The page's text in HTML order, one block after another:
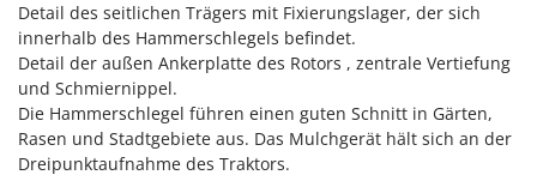
MTD
N
New O.M.R.A.
Nilfisk
Ninja
Detail des seitlichen Trägers mit Fixierungslager, der sich
innerhalb des Hammerschlegels befindet.
Detail der außen Ankerplatte des Rotors , zentrale Vertiefung
und Schmiernippel.
Die Hammerschlegel führen einen guten Schnitt in Gärten,
Rasen und Stadtgebiete aus. Das Mulchgerät hält sich an der
Dreipunktaufnahme des Traktors.